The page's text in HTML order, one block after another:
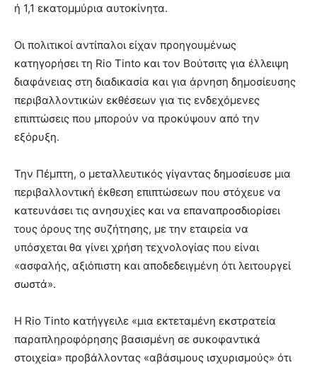
ή 1,1 εκατομμύρια αυτοκίνητα.
Οι πολιτικοί αντίπαλοι είχαν προηγουμένως
κατηγορήσει τη Rio Tinto και τον Βούτσιτς για έλλειψη
διαφάνειας στη διαδικασία και για άρνηση δημοσίευσης
περιβαλλοντικών εκθέσεων για τις ενδεχόμενες
επιπτώσεις που μπορούν να προκύψουν από την
εξόρυξη.
Την Πέμπτη, ο μεταλλευτικός γίγαντας δημοσίευσε μια
περιβαλλοντική έκθεση επιπτώσεων που στόχευε να
κατευνάσει τις ανησυχίες και να επαναπροσδιορίσει
τους όρους της συζήτησης, με την εταιρεία να
υπόσχεται θα γίνει χρήση τεχνολογίας που είναι
«ασφαλής, αξιόπιστη και αποδεδειγμένη ότι λειτουργεί
σωστά».
Η Rio Tinto κατήγγειλε «μια εκτεταμένη εκστρατεία
παραπληροφόρησης βασισμένη σε συκοφαντικά
στοιχεία» προβάλλοντας «αβάσιμους ισχυρισμούς» ότι